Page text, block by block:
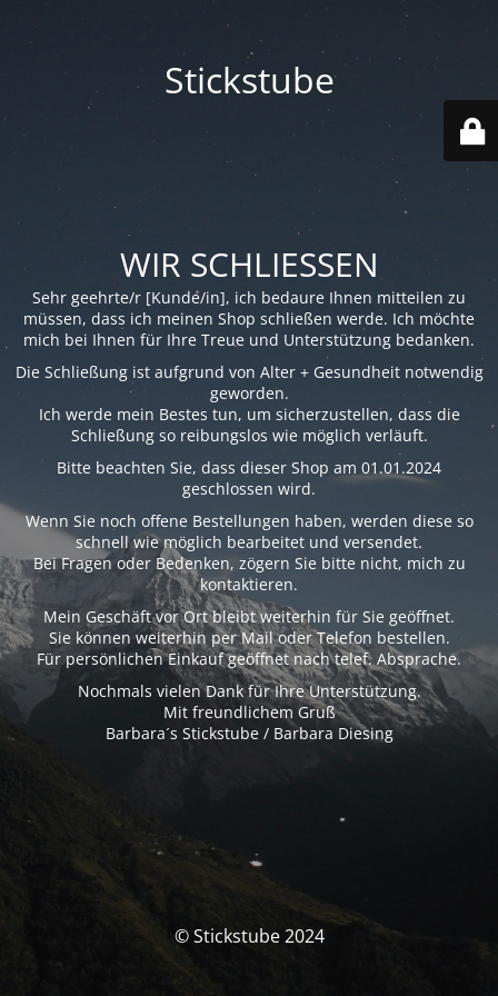
Stickstube
WIR SCHLIESSEN
Sehr geehrte/r [Kunde/in], ich bedaure Ihnen mitteilen zu
müssen, dass ich meinen Shop schließen werde. Ich möchte
mich bei Ihnen für Ihre Treue und Unterstützung bedanken.
Die Schließung ist aufgrund von Alter + Gesundheit notwendig
geworden.
Ich werde mein Bestes tun, um sicherzustellen, dass die
Schließung so reibungslos wie möglich verläuft.
Bitte beachten Sie, dass dieser Shop am 01.01.2024
geschlossen wird.
Wenn Sie noch offene Bestellungen haben, werden diese so
schnell wie möglich bearbeitet und versendet.
Bei Fragen oder Bedenken, zögern Sie bitte nicht, mich zu
kontaktieren.
Mein Geschäft vor Ort bleibt weiterhin für Sie geöffnet.
Sie können weiterhin per Mail oder Telefon bestellen.
Für persönlichen Einkauf geöffnet nach telef. Absprache.
Nochmals vielen Dank für Ihre Unterstützung.
Mit freundlichem Gruß
Barbara´s Stickstube / Barbara Diesing
© Stickstube 2024